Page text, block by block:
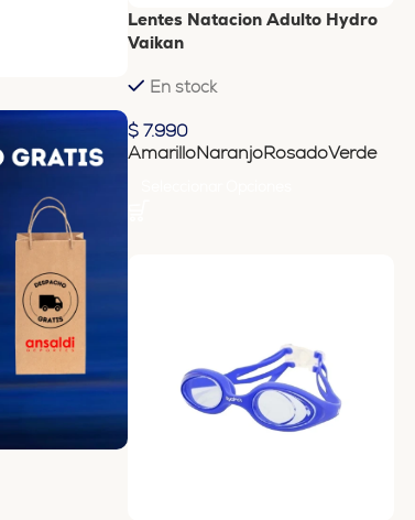
Lentes Natacion Adulto Hydro
Vaikan
En stock
$7.990
AmarilloNaranjoRosadoVerde